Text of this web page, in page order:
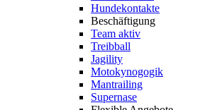
Hundekontakte
Beschäftigung
Team aktiv
Treibball
Jagility
Motokynogogik
Mantrailing
Supernase